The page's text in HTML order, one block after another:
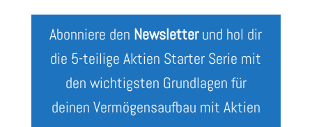
Abonniere den Newsletterund hol dir
die 5-teilige Aktien Starter Serie mit
den wichtigsten Grundlagen für
deinen Vermögensaufbau mit Aktien